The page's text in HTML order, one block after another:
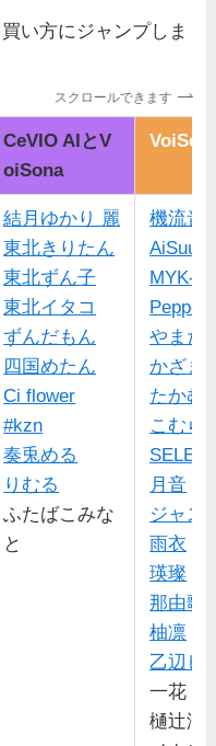
い方にジャンプしま
スクロールできます
CeVIO AIとV
oiSona
結月ゆかり 麗
東北きりたん
東北ずん子
東北イタコ
ずんだもん
四国めたん
Ci flower
#kzn
奏兎める
りむる
ふたばこみな
と
機流音
AiSuu
MYK-IV
Pepper
やまだ
かざま
たかむ
こむら
月音
ジャス
雨衣
瑛璨
那由歌
柚凛
乙辺ヒ
一花
樋辻澪